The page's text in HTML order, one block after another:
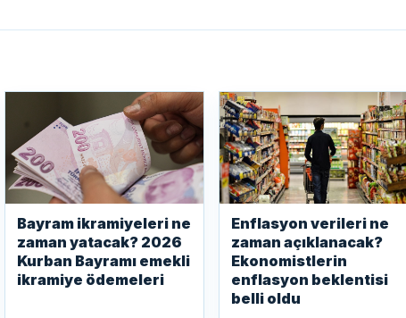
Bayram ikramiyeleri ne
zaman yatacak? 2026
Kurban Bayramı emekli
ikramiye ödemeleri
Enflasyon verileri ne
zaman açıklanacak?
Ekonomistlerin
enflasyon beklentisi
belli oldu